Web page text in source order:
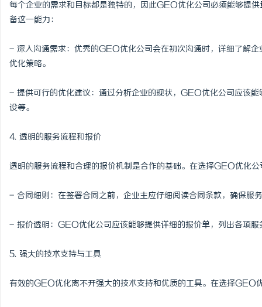
每个企业的需求和目标都是独特的，因此GEO优化公司必须能够提
备这一能力：
- 深入沟通需求：优秀的GEO优化公司会在初次沟通时，详细了解
优化策略。
- 提供可行的优化建议：通过分析企业的现状，GEO优化公司应该
设等。
4. 透明的服务流程和报价
透明的服务流程和合理的报价机制是合作的基础。在选择GEO优化
- 合同细则：在签署合同之前，企业主应仔细阅读合同条款，确保服
- 报价透明：GEO优化公司应该能够提供详细的报价单，列出各项
5. 强大的技术支持与工具
有效的GEO优化离不开强大的技术支持和优质的工具。在选择GEO